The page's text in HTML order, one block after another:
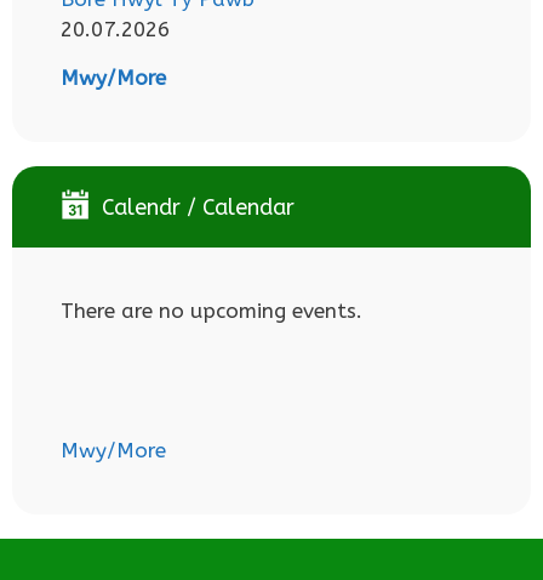
20.07.2026
Mwy/More
Calendr / Calendar
There are no upcoming events.
Mwy/More